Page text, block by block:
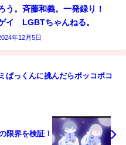
う。斉藤和義。一発録り！
イ LGBTちゃんねる。
年12月5日
ぱっくんに挑んだらボッコボコ
限界を検証！